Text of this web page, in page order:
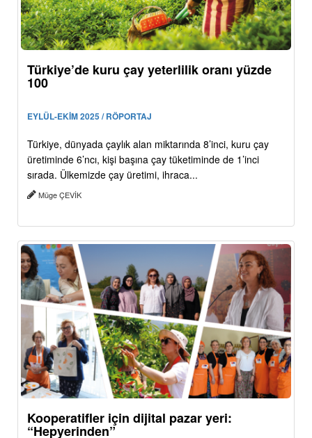
Türkiye’de kuru çay yeterlilik oranı yüzde
100
EYLÜL-EKİM 2025 / RÖPORTAJ
Türkiye, dünyada çaylık alan miktarında 8’inci, kuru çay
üretiminde 6’ncı, kişi başına çay tüketiminde de 1’inci
sırada. Ülkemizde çay üretimi, ihraca...
Müge ÇEVİK
Kooperatifler için dijital pazar yeri:
“Hepyerinden”